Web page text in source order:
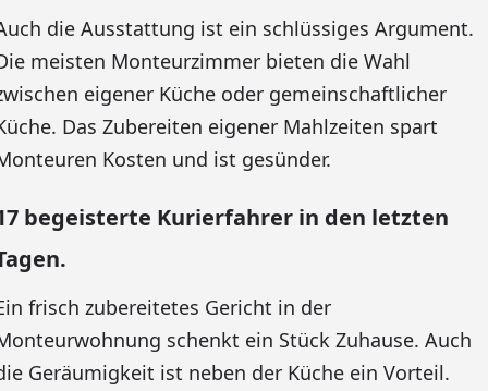
die Ausstattung ist ein schlüssiges Argument.
meisten Monteurzimmer bieten die Wahl
eigener Küche oder gemeinschaftlicher
Das Zubereiten eigener Mahlzeiten spart
Kosten und ist gesünder.
begeisterte Kurierfahrer in den letzten
frisch zubereitetes Gericht in der
schenkt ein Stück Zuhause. Auch
Geräumigkeit ist neben der Küche ein Vorteil.